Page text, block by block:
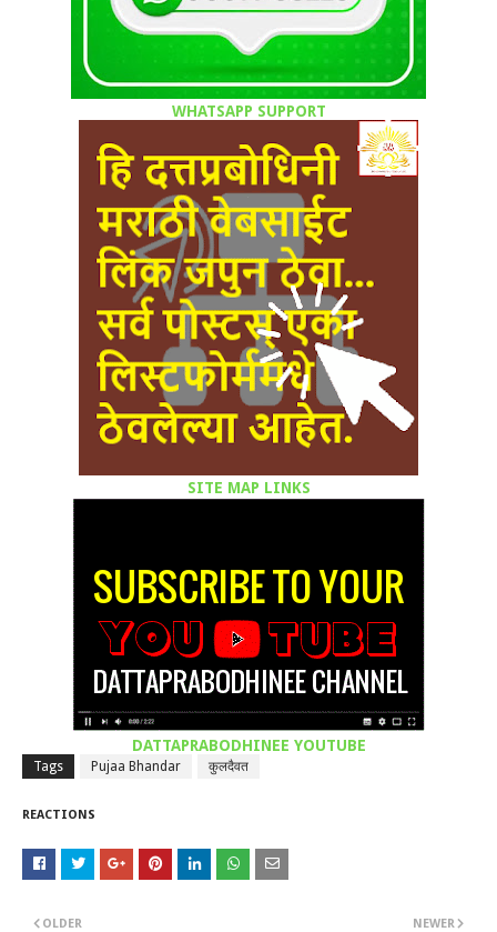
WHATSAPP SUPPORT
SITE MAP LINKS
DATTAPRABODHINEE YOUTUBE
Tags Pujaa Bhandar कुलदैवत
REACTIONS
NEWER
OLDER